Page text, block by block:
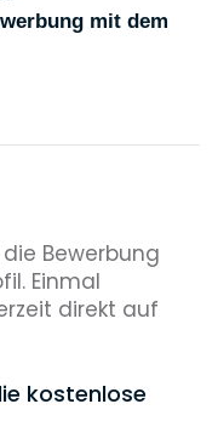
mit dem
Bewerbung
Einmal
direkt auf
kostenlose